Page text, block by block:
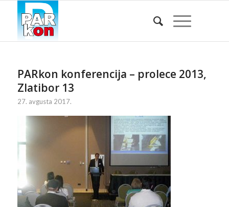
PARkon konferencija – prolece 2013,
Zlatibor 13
27. avgusta 2017.